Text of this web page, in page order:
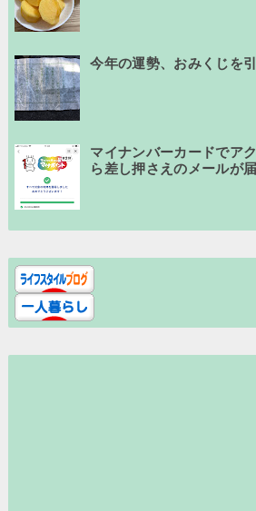
今年の運勢、おみくじを
マイナンバーカードでア
ら差し押さえのメールが